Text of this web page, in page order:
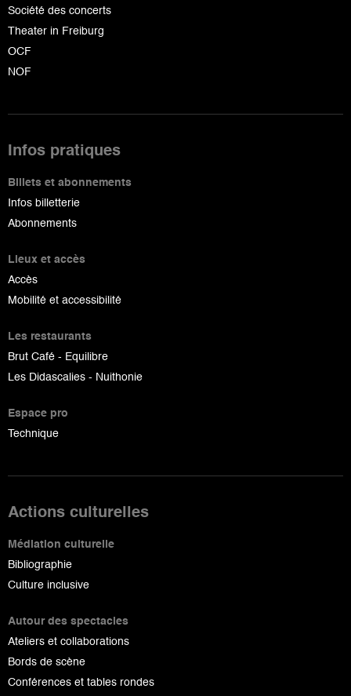
Société des concerts
Theater in Freiburg
OCF
NOF
Infos pratiques
Billets et abonnements
Infos billetterie
Abonnements
Lieux et accès
Accès
Mobilité et accessibilité
Les restaurants
Brut Café - Equilibre
Les Didascalies - Nuithonie
Espace pro
Technique
Actions culturelles
Médiation culturelle
Bibliographie
Culture inclusive
Autour des spectacles
Ateliers et collaborations
Bords de scène
Conférences et tables rondes